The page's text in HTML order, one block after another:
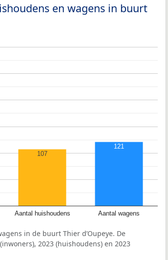
en wagens in buurt
Aantal huishoudens Aantal wagens
107
121
in de buurt Thier d’Oupeye. De
2023 (huishoudens) en 2023